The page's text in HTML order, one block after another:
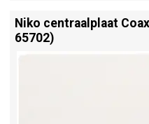
Niko centraalplaat
65702)